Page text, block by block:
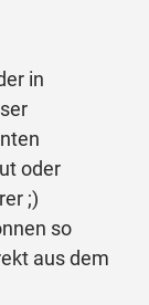
in
oder
;)
so
aus dem